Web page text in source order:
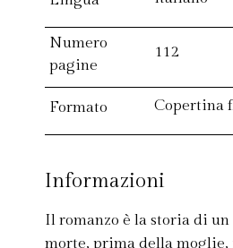
Numero
pagine
112
Formato Copertina
Informazioni
Il romanzo è la storia di un
morte, prima della